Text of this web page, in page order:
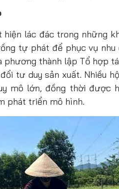
hiện lác đác trong những
tự phát để phục vụ nhu
phương thành lập Tổ hợp
tư duy sản xuất. Nhiều
mô lớn, đồng thời được
phát triển mô hình.